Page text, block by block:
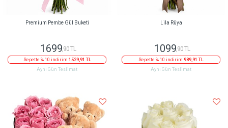
Premium Pembe Gül Buketi
1699,90 TL
Sepette % 10 indirim 1529,91 TL
Aynı Gün Teslimat
Lila Rüya
1099,90 TL
Sepette % 10 indirim 989,91 TL
Aynı Gün Teslimat